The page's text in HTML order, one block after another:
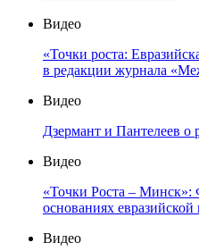
Видео
«Точки роста:
в редакции журнала
Видео
Дзермант и Пантелеев о
Видео
«Точки Роста – Минск»:
основаниях евразийской
Видео